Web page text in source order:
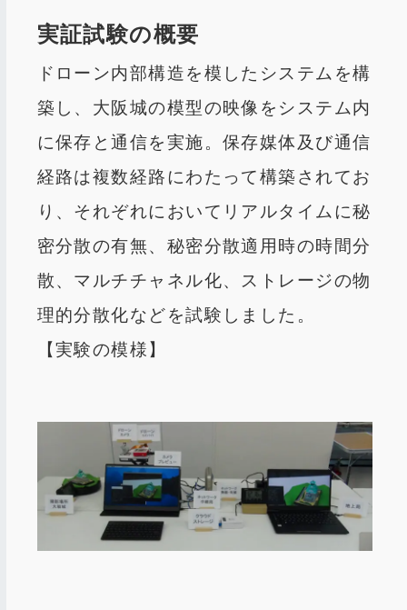
実証試験の概要
ドローン内部構造を模したシステムを構
築し、大阪城の模型の映像をシステム内
に保存と通信を実施。保存媒体及び通信
経路は複数経路にわたって構築されてお
り、それぞれにおいてリアルタイムに秘
密分散の有無、秘密分散適用時の時間分
散、マルチチャネル化、ストレージの物
理的分散化などを試験しました。
【実験の模様】